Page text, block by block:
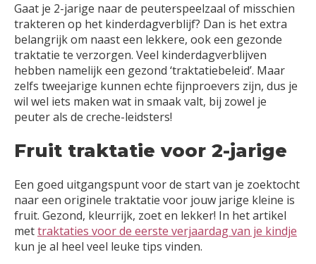
Gaat je 2-jarige naar de peuterspeelzaal of misschien
trakteren op het kinderdagverblijf? Dan is het extra
belangrijk om naast een lekkere, ook een gezonde
traktatie te verzorgen. Veel kinderdagverblijven
hebben namelijk een gezond ‘traktatiebeleid’. Maar
zelfs tweejarige kunnen echte fijnproevers zijn, dus je
wil wel iets maken wat in smaak valt, bij zowel je
peuter als de creche-leidsters!
Fruit traktatie voor 2-jarige
Een goed uitgangspunt voor de start van je zoektocht
naar een originele traktatie voor jouw jarige kleine is
fruit. Gezond, kleurrijk, zoet en lekker! In het artikel
mettraktaties voor de eerste verjaardag van je kindje
kun je al heel veel leuke tips vinden.